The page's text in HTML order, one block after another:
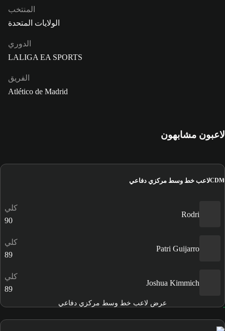
المنتخب
الولايات المتحدة
الدوري
LALIGA EA SPORTS
الفريق
Atlético de Madrid
لاعبون مشابهون
CDMلاعب خط وسط مركزي دفاعي
Rodri
كلي
90
Patri Guijarro
كلي
89
Joshua Kimmich
كلي
89
عرض لاعب خط وسط مركزي دفاعي